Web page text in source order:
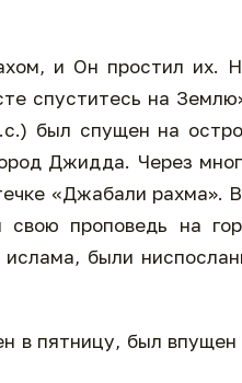
и Он простил их.
спуститесь на
был спущен на
Джидда. Через
«Джабали рахма».
проповедь на
были
в пятницу, был впущен